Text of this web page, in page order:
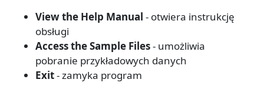
View the Help Manual - otwiera instrukcję
obsługi
Access the Sample Files- umożliwia
pobranie przykładowych danych
Exit- zamyka program